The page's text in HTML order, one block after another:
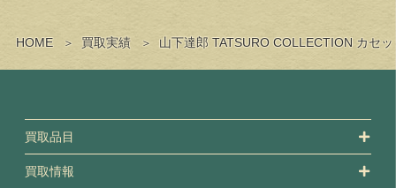
HOME 買取実績 山下達郎 TATSURO COLLECTION カセ
買取品目
買取情報